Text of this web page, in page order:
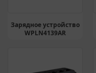
Зарядное устройство
WPLN4139AR